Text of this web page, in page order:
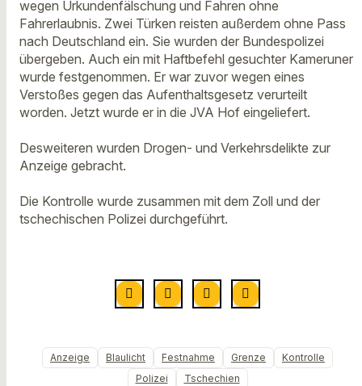
wegen Urkundenfälschung und Fahren ohne
Fahrerlaubnis. Zwei Türken reisten außerdem ohne Pass
nach Deutschland ein. Sie wurden der Bundespolizei
übergeben. Auch ein mit Haftbefehl gesuchter Kameruner
wurde festgenommen. Er war zuvor wegen eines
Verstoßes gegen das Aufenthaltsgesetz verurteilt
worden. Jetzt wurde er in die JVA Hof eingeliefert.
Desweiteren wurden Drogen- und Verkehrsdelikte zur
Anzeige gebracht.
Die Kontrolle wurde zusammen mit dem Zoll und der
tschechischen Polizei durchgeführt.
Anzeige Blaulicht Festnahme Grenze
Kontrolle
Polizei
Tschechien